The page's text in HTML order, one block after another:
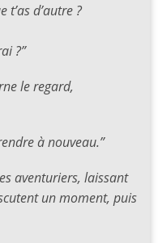
t’as d’autre ?
?”
le regard,
à nouveau.”
aventuriers, laissant
un moment, puis